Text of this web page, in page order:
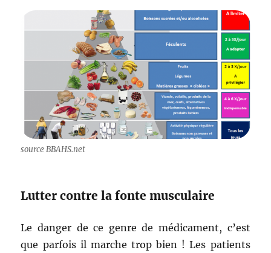
source BBAHS.net
Lutter contre la fonte musculaire
Le danger de ce genre de médicament, c’est
que parfois il marche trop bien ! Les patients